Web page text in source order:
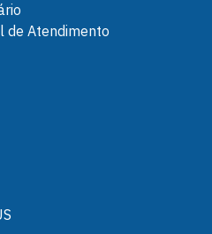
de Atendimento